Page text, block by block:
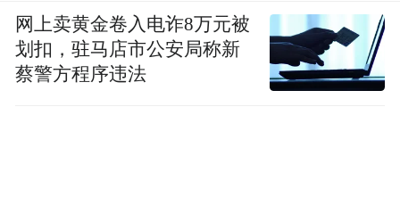
网上卖黄金卷入电诈8万元被
划扣，驻马店市公安局称新
蔡警方程序违法